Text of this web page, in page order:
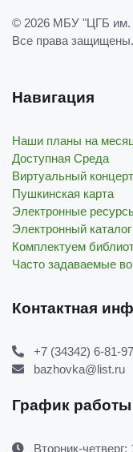
© 2026 МБУ "ЦГБ им.
Все права защищены.
Навигация
Наши планы на
Доступная Среда
Виртуальный
Пушкинская карта
Электронные
Электронный каталог
Комплектуем
Часто задаваемые
Контактная
+7 (34342) 6-81-97
bazhovka@list.ru
График работы
Вторник-четверг: